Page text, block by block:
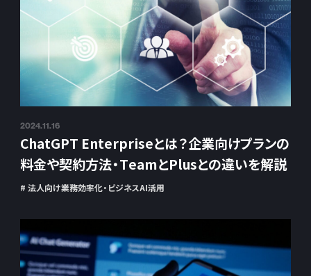
2024.11.16
ChatGPT Enterpriseとは？企業向けプランの
料金や契約方法・TeamとPlusとの違いを解説
# 法人向け業務効率化・ビジネスAI活用